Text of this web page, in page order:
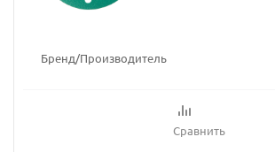
Бренд/Производитель
Сравнить